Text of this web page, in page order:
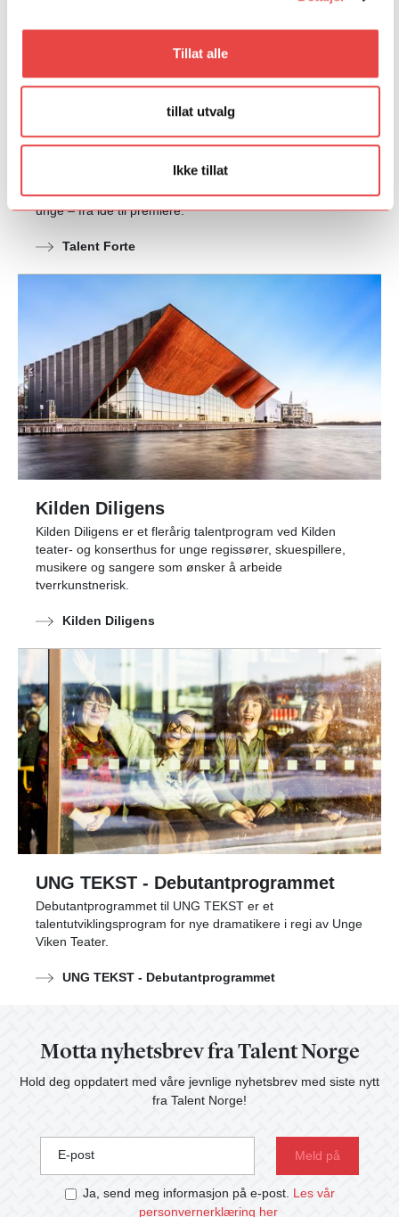
Tillat alle
tillat utvalg
Ikke tillat
Talent Forte
innen barn og unge-feltet. FORTE gir tre deltakere
mulighet til å utvikle et ferdig kunstnerisk verk for barn og
unge – fra idé til premiere.
Talent Forte
Kilden Diligens
Kilden Diligens er et flerårig talentprogram ved Kilden
teater- og konserthus for unge regissører, skuespillere,
musikere og sangere som ønsker å arbeide
tverrkunstnerisk.
Kilden Diligens
UNG TEKST - Debutantprogrammet
Debutantprogrammet til UNG TEKST er et
talentutviklingsprogram for nye dramatikere i regi av Unge
Viken Teater.
UNG TEKST - Debutantprogrammet
Motta nyhetsbrev fra Talent Norge
Hold deg oppdatert med våre jevnlige nyhetsbrev med siste nytt
fra Talent Norge!
E-post
Ja, send meg informasjon på e-post. Les vår
personvernerklæring her